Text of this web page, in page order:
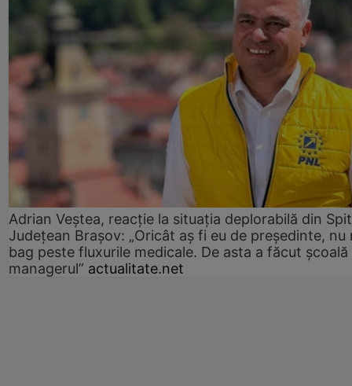
Adrian Veștea, reacție la situația deplorabilă din
Județean Brașov: „Oricât aș fi eu de președinte, nu
bag peste fluxurile medicale. De asta a făcut școală
managerul” actualitate.net